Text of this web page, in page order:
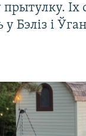
прытулку. Іх
у Бэліз і